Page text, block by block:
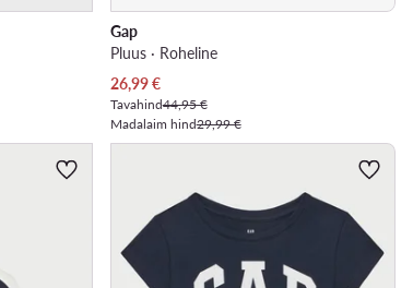
Gap
Pluus · Roheline
Praegune hind
26,99€
Tavahind44,95 €
Madalaim hind29,99 €